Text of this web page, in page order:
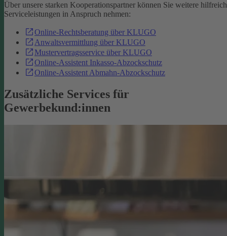
Über unsere starken Kooperationspartner können Sie weitere
Serviceleistungen in Anspruch nehmen:
Online-Rechtsberatung über KLUGO
Anwaltsvermittlung über KLUGO
Mustervertragsservice über KLUGO
Online-Assistent Inkasso-Abzockschutz
Online-Assistent Abmahn-Abzockschutz
Zusätzliche Services für
Gewerbekund:innen